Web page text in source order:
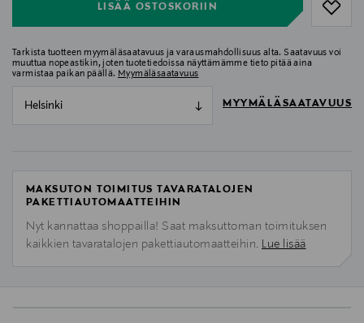
LISÄÄ OSTOSKORIIN
Tarkista tuotteen myymäläsaatavuus ja varausmahdollisuus alta. Saatavuus voi
muuttua nopeastikin, joten tuotetiedoissa näyttämämme tieto pitää aina
varmistaa paikan päällä. Myymäläsaatavuus
Helsinki MYYMÄLÄSAATAVUUS
MAKSUTON TOIMITUS TAVARATALOJEN
PAKETTIAUTOMAATTEIHIN
Nyt kannattaa shoppailla! Saat maksuttoman toimituksen
kaikkien tavaratalojen pakettiautomaatteihin. Lue lisää